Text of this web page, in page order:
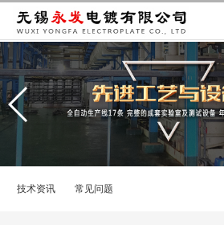
技术资讯 常见问题